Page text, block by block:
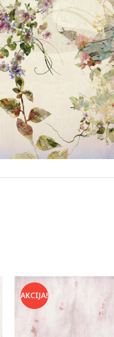
AKCIJA!